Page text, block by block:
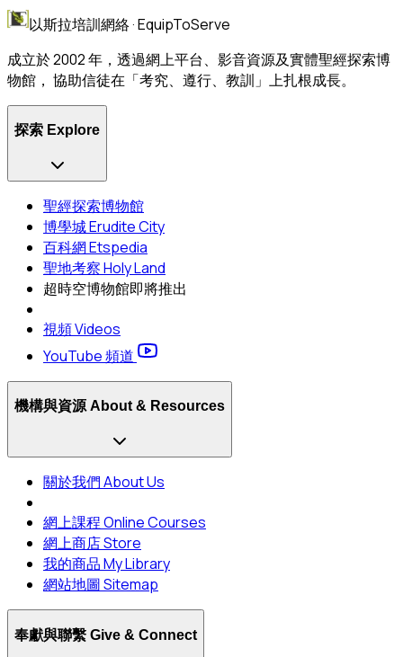
以斯拉培訓網絡 · EquipToServe
成立於 2002 年，透過網上平台、影音資源及實體聖經探索博
物館， 協助信徒在「考究、遵行、教訓」上扎根成長。
探索 Explore
聖經探索博物館
博學城 Erudite City
百科網 Etspedia
聖地考察 Holy Land
超時空博物館即將推出
視頻 Videos
YouTube 頻道
機構與資源 About & Resources
關於我們 About Us
網上課程 Online Courses
網上商店 Store
我的商品 My Library
網站地圖 Sitemap
奉獻與聯繫 Give & Connect